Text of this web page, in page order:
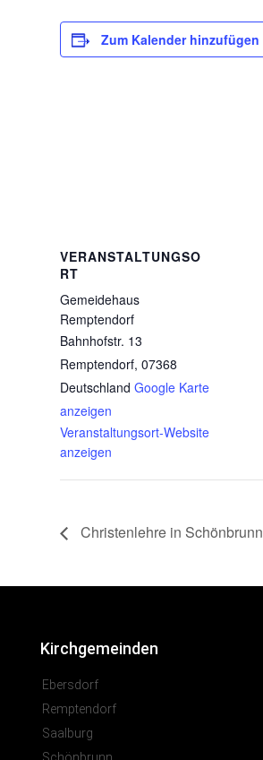
Zum Kalender hinzufügen
VERANSTALTUNGSO
RT
Gemeidehaus
Remptendorf
Bahnhofstr. 13
Remptendorf, 07368
Deutschland Google Karte
anzeigen
Veranstaltungsort-Website
anzeigen
Christenlehre in Schönbrunn
Kirchgemeinden
Ebersdorf
Remptendorf
Saalburg